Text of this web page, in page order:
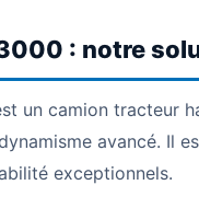
: notre
un camion tracteur
avancé. Il
exceptionnels.